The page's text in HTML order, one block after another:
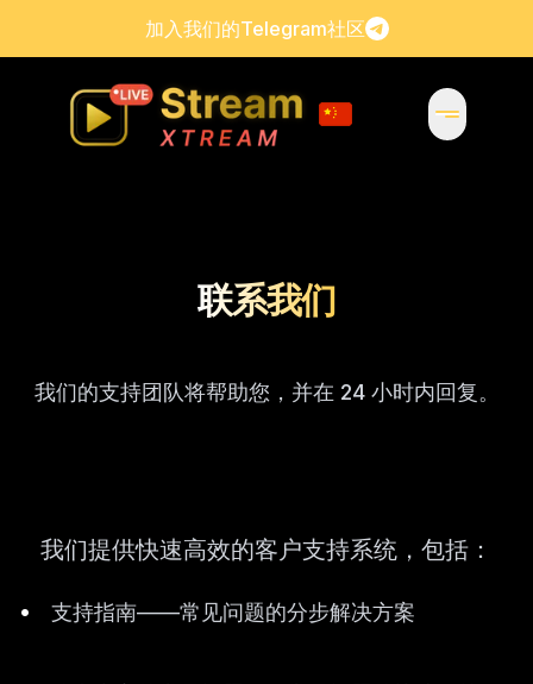
加入我们的Telegram社区
联系我们
我们的支持团队将帮助您，并在 24 小时内回复。
我们提供快速高效的客户支持系统，包括：
• 支持指南——常见问题的分步解决方案